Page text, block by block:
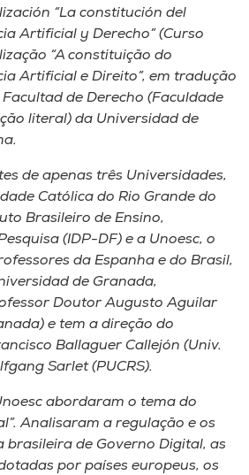
“La constitución del
Artificial y Derecho” (Curso
“A constituição do
Artificial e Direito”, em tradução
de Derecho (Faculdade
literal) da Universidad de
de apenas três Universidades,
Católica do Rio Grande do
Brasileiro de Ensino,
(IDP-DF) e a Unoesc, o
da Espanha e do Brasil,
de Granada,
Doutor Augusto Aguilar
e tem a direção do
Ballaguer Callejón (Univ.
Sarlet (PUCRS).
abordaram o tema do
Analisaram a regulação e os
brasileira de Governo Digital, as
por países europeus, os